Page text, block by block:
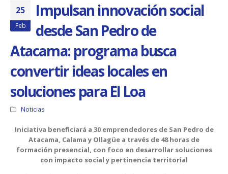
25
Feb
Impulsan innovación social
desde San Pedro de
Atacama: programa busca
convertir ideas locales en
soluciones para El Loa
Noticias
Iniciativa beneficiará a 30 emprendedores de San Pedro de
Atacama, Calama y Ollagüe a través de 48 horas de
formación presencial, con foco en desarrollar soluciones
con impacto social y pertinencia territorial